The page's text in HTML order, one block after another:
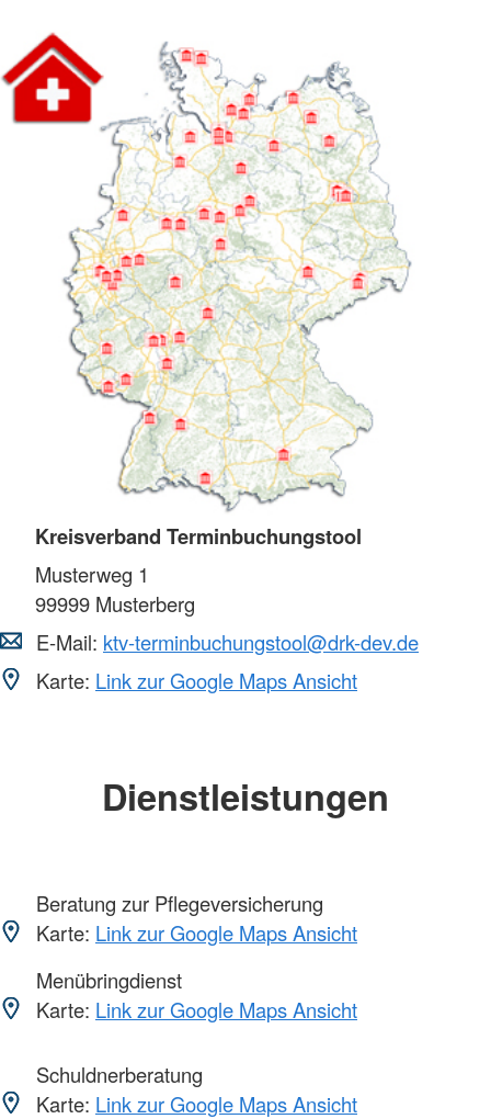
Kreisverband Terminbuchungstool
Musterweg 1
99999 Musterberg
E-Mail: ktv-terminbuchungstool@drk-dev.de
Karte: Link zur Google Maps Ansicht
Dienstleistungen
Beratung zur Pflegeversicherung
Karte: Link zur Google Maps Ansicht
Menübringdienst
Karte: Link zur Google Maps Ansicht
Schuldnerberatung
Karte: Link zur Google Maps Ansicht